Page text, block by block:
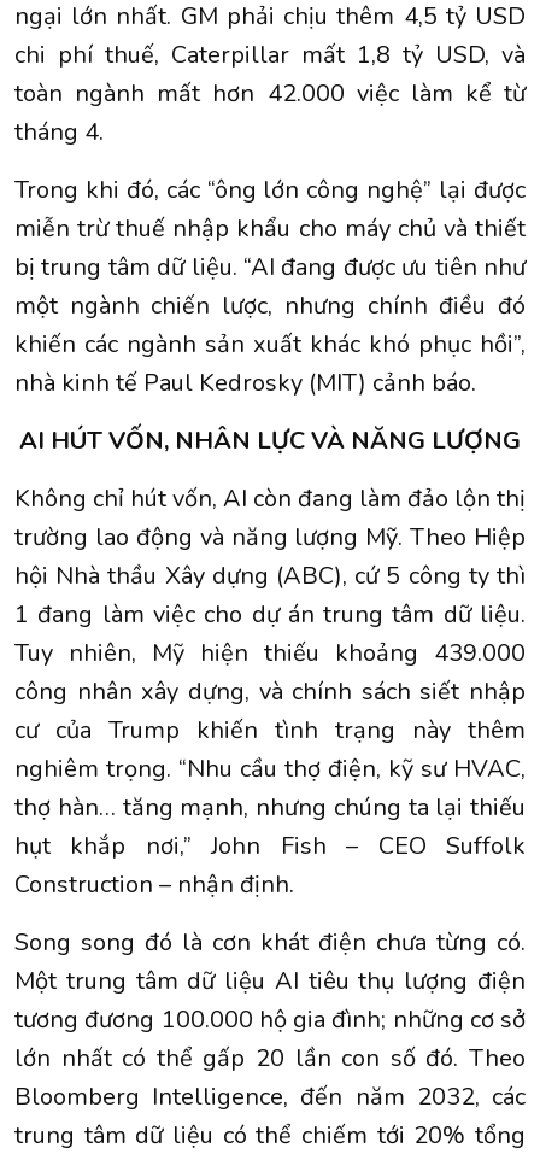
ngại lớn nhất. GM phải chịu thêm 4,5 tỷ USD
chi phí thuế, Caterpillar mất 1,8 tỷ USD, và
toàn ngành mất hơn 42.000 việc làm kể từ
tháng 4.
Trong khi đó, các “ông lớn công nghệ” lại được
miễn trừ thuế nhập khẩu cho máy chủ và thiết
bị trung tâm dữ liệu. “AI đang được ưu tiên như
một ngành chiến lược, nhưng chính điều đó
khiến các ngành sản xuất khác khó phục hồi”,
nhà kinh tế Paul Kedrosky (MIT) cảnh báo.
AI HÚT VỐN, NHÂN LỰC VÀ NĂNG LƯỢNG
Không chỉ hút vốn, AI còn đang làm đảo lộn thị
trường lao động và năng lượng Mỹ. Theo Hiệp
hội Nhà thầu Xây dựng (ABC), cứ 5 công ty thì
1 đang làm việc cho dự án trung tâm dữ liệu.
Tuy nhiên, Mỹ hiện thiếu khoảng 439.000
công nhân xây dựng, và chính sách siết nhập
cư của Trump khiến tình trạng này thêm
nghiêm trọng. “Nhu cầu thợ điện, kỹ sư HVAC,
thợ hàn… tăng mạnh, nhưng chúng ta lại thiếu
hụt khắp nơi,” John Fish – CEO Suffolk
Construction – nhận định.
Song song đó là cơn khát điện chưa từng có.
Một trung tâm dữ liệu AI tiêu thụ lượng điện
tương đương 100.000 hộ gia đình; những cơ sở
lớn nhất có thể gấp 20 lần con số đó. Theo
Bloomberg Intelligence, đến năm 2032, các
trung tâm dữ liệu có thể chiếm tới 20% tổng